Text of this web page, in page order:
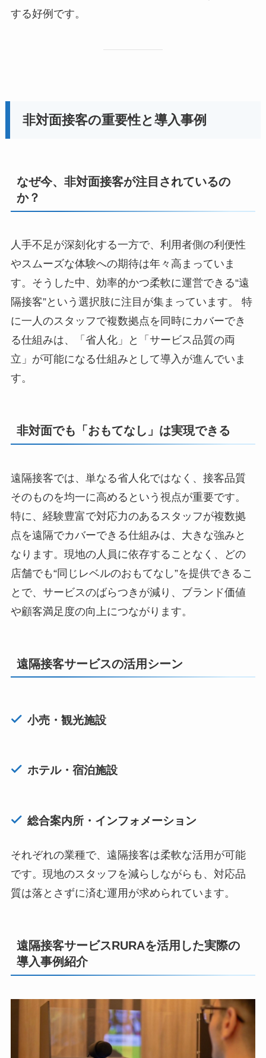
する好例です。
非対面接客の重要性と導入事例
なぜ今、非対面接客が注目されているの
か？
人手不足が深刻化する一方で、利用者側の利便性
やスムーズな体験への期待は年々高まっていま
す。そうした中、効率的かつ柔軟に運営できる“遠
隔接客”という選択肢に注目が集まっています。 特
に一人のスタッフで複数拠点を同時にカバーでき
る仕組みは、「省人化」と「サービス品質の両
立」が可能になる仕組みとして導入が進んでいま
す。
非対面でも「おもてなし」は実現できる
遠隔接客では、単なる省人化ではなく、接客品質
そのものを均一に高めるという視点が重要です。
特に、経験豊富で対応力のあるスタッフが複数拠
点を遠隔でカバーできる仕組みは、大きな強みと
なります。現地の人員に依存することなく、どの
店舗でも“同じレベルのおもてなし”を提供できるこ
とで、サービスのばらつきが減り、ブランド価値
や顧客満足度の向上につながります。
遠隔接客サービスの活用シーン
小売・観光施設
ホテル・宿泊施設
総合案内所・インフォメーション
それぞれの業種で、遠隔接客は柔軟な活用が可能
です。現地のスタッフを減らしながらも、対応品
質は落とさずに済む運用が求められています。
遠隔接客サービスRURAを活用した実際の
導入事例紹介